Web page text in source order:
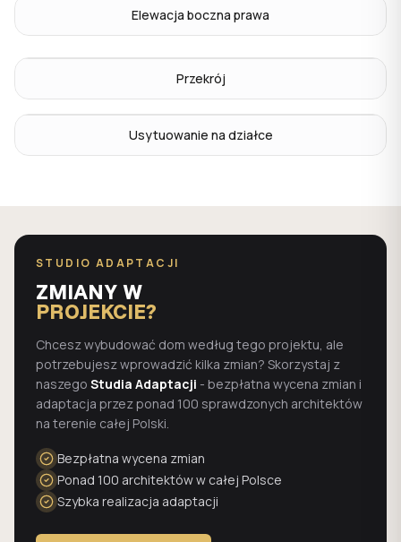
Elewacja boczna prawa
Przekrój
Usytuowanie na działce
STUDIO ADAPTACJI
ZMIANY W
PROJEKCIE?
Chcesz wybudować dom według tego projektu, ale
potrzebujesz wprowadzić kilka zmian? Skorzystaj z
naszego Studia Adaptacji - bezpłatna wycena zmian i
adaptacja przez ponad 100 sprawdzonych architektów
na terenie całej Polski.
Bezpłatna wycena zmian
Ponad 100 architektów w całej Polsce
Szybka realizacja adaptacji